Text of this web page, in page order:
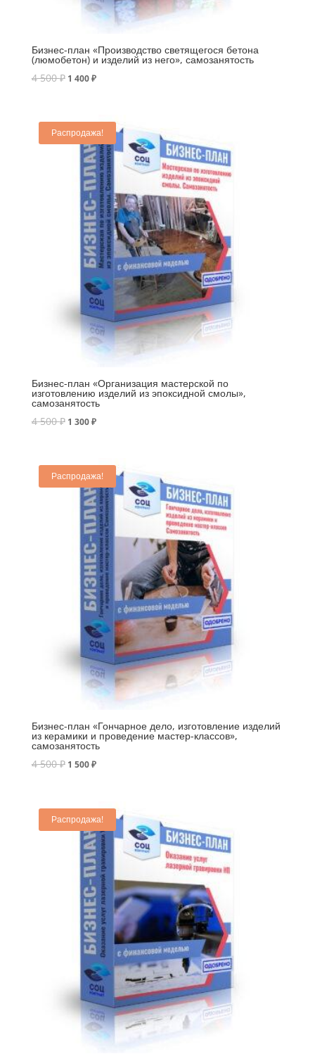
Бизнес-план «Производство светящегося бетона
(люмобетон) и изделий из него», самозанятость
4 500₽ 1 400₽
Распродажа!
Бизнес-план «Организация мастерской по
изготовлению изделий из эпоксидной смолы»,
самозанятость
4 500₽ 1 300₽
Распродажа!
Бизнес-план «Гончарное дело, изготовление изделий
из керамики и проведение мастер-классов»,
самозанятость
4 500₽ 1 500₽
Распродажа!